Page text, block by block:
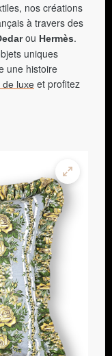
nos créations
à travers des
ou Hermès.
uniques
une histoire
de luxe et profitez